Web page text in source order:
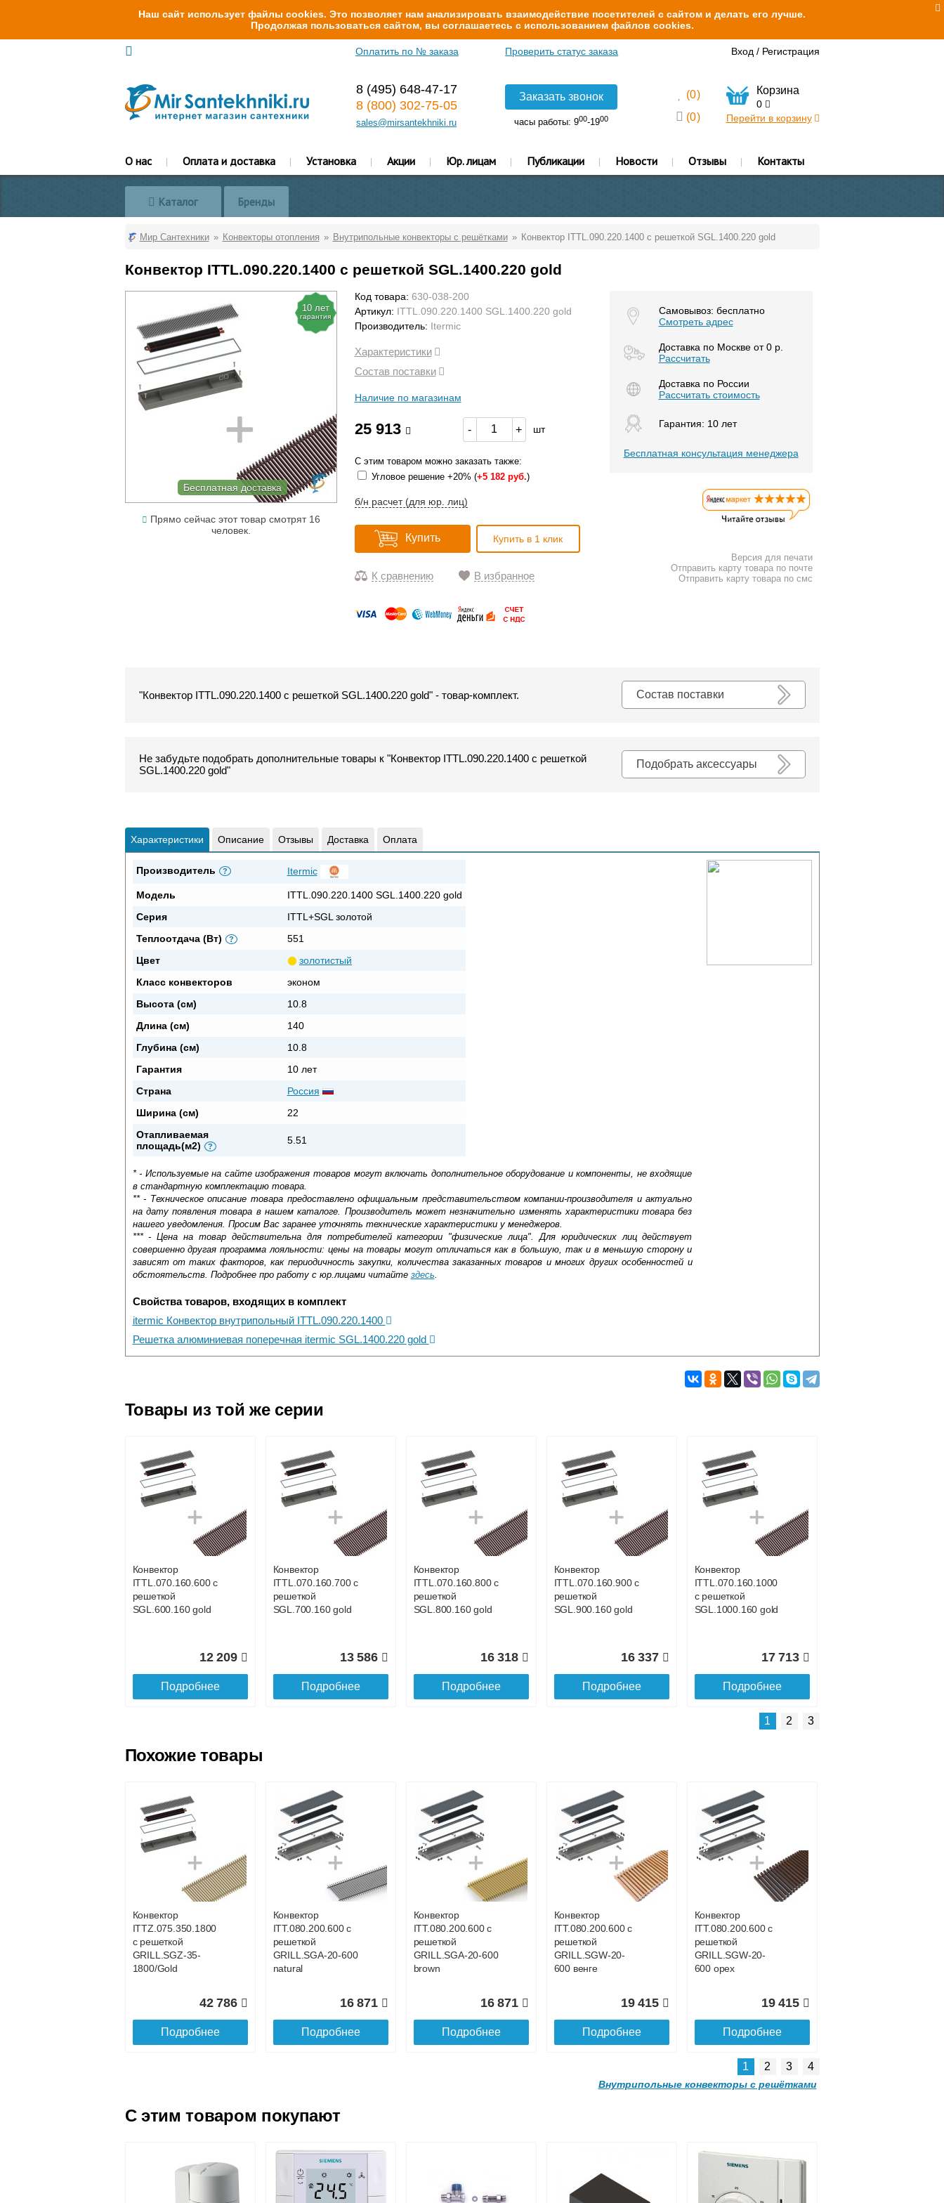
Наш сайт использует файлы cookies. Это позволяет нам анализировать взаимодействие посетителей с сайтом и делать его лучше.
Продолжая пользоваться сайтом, вы соглашаетесь с использованием файлов cookies.
Оплатить по № заказа Проверить статус заказа Вход / Регистрация
8 (495) 648-47-17
8 (800) 302-75-05
sales@mirsantekhniki.ru
Заказать звонок
часы работы: 900-1900
(0)
(0)
Корзина
0
Перейти в корзину
О нас Оплата и доставка Установка Акции Юр. лицам Публикации Новости Отзывы Контакты
Каталог Бренды
Мир Сантехники Конвекторы отопления Внутрипольные конвекторы с решётками Конвектор ITTL.090.220.1400 с решеткой SGL.1400.220 gold
Конвектор ITTL.090.220.1400 с решеткой SGL.1400.220 gold
10 лет
гарантия
Бесплатная доставка
Прямо сейчас этот товар смотрят 16
человек.
Код товара: 630-038-200
Артикул: ITTL.090.220.1400 SGL.1400.220 gold
Производитель: Itermic
Характеристики
Состав поставки
Наличие по магазинам
25 913 - + шт
С этим товаром можно заказать также:
Угловое решение +20% (+5 182 руб.)
б/н расчет (для юр. лиц)
Купить Купить в 1 клик
К сравнению В избранное
Самовывоз: бесплатно
Смотреть адрес
Доставка по Москве от 0 р.
Расcчитать
Доставка по России
Рассчитать стоимость
Гарантия: 10 лет
Бесплатная консультация менеджера
Версия для печати
Отправить карту товара по почте
Отправить карту товара по смс
Состав поставки
"Конвектор ITTL.090.220.1400 с решеткой SGL.1400.220 gold" - товар-комплект.
Подобрать аксессуары
Не забудьте подобрать дополнительные товары к "Конвектор ITTL.090.220.1400 с решеткой
SGL.1400.220 gold"
Характеристики Описание Отзывы Доставка Оплата
Производитель ? Itermic
Модель
ITTL.090.220.1400 SGL.1400.220 gold
Серия
ITTL+SGL золотой
Теплоотдача (Вт)
?
551
Цвет
золотистый
Класс конвекторов
эконом
Высота (см)
10.8
Длина (см)
140
Глубина (см)
10.8
Гарантия
10 лет
Страна
Россия
Ширина (см)
22
Отапливаемая
площадь(м2)
?
5.51
* - Используемые на сайте изображения товаров могут включать дополнительное оборудование и компоненты, не входящие
в стандартную комплектацию товара.
** - Техническое описание товара предоставлено официальным представительством компании-производителя и актуально
на дату появления товара в нашем каталоге. Производитель может незначительно изменять характеристики товара без
нашего уведомления. Просим Вас заранее уточнять технические характеристики у менеджеров.
*** - Цена на товар действительна для потребителей категории "физические лица". Для юридических лиц действует
совершенно другая программа лояльности: цены на товары могут отличаться как в большую, так и в меньшую сторону и
зависят от таких факторов, как периодичность закупки, количества заказанных товаров и многих других особенностей и
обстоятельств. Подробнее про работу с юр.лицами читайте здесь
Свойства товаров, входящих в комплект
itermic Конвектор внутрипольный ITTL.090.220.1400
Решетка алюминиевая поперечная itermic SGL.1400.220 gold
Доставка сантехники по Москве и Московской области
Подъем на этаж.
до подъезда
услуга платная
возможность
Доставка в регионы России.
Подробнее о доставке
Возможные способы оплаты:
Интернет-деньгами (Yandex-деньги, Web-money, Qiwi-кошельки и другие).
Безналичный расчёт (возможно и с НДС)
Подробнее об оплате
Товары из той же серии
Конвектор
ITTL.070.160.600 с
решеткой
SGL.600.160 gold
12 209
Подробнее
Конвектор
ITTL.070.160.700 с
решеткой
SGL.700.160 gold
13 586
Подробнее
Конвектор
ITTL.070.160.800 с
решеткой
SGL.800.160 gold
16 318
Подробнее
Конвектор
ITTL.070.160.900 с
решеткой
SGL.900.160 gold
16 337
Подробнее
Конвектор
ITTL.070.160.1000
с решеткой
SGL.1000.160 gold
17 713
Подробнее
Конвектор
ITTL.070.160.1100
SGL.1100.160 gold
18 801
Подробнее
Конвектор
ITTL.070.160.1200
SGL.1200.160 gold
20 160
Подробнее
Конвектор
ITTL.070.160.1300
SGL.1300.160 gold
21 679
Конвектор
ITTL.070.160.1400
SGL.1400.160 gold
23 035
Подробнее
Конвектор
ITTL.070.160.1500
SGL.1500.160 gold
24 377
Подробнее
SGL.1600.160 gold
Конвектор
с решеткой
SGL.1700.160 gold
с решеткой
SGL.2000.160 gold
1 2 3
Похожие товары
Конвектор
ITTZ.075.350.1800
с решеткой
GRILL.SGZ-35-
1800/Gold
42 786
Подробнее
Конвектор
ITT.080.200.600 с
решеткой
GRILL.SGA-20-600
natural
16 871
Подробнее
Конвектор
ITT.080.200.600 с
решеткой
GRILL.SGA-20-600
brown
16 871
Подробнее
Конвектор
ITT.080.200.600 с
решеткой
GRILL.SGW-20-
600 венге
19 415
Подробнее
Конвектор
ITT.080.200.600 с
решеткой
GRILL.SGW-20-
600 орех
19 415
Подробнее
Конвектор
Конвектор
Конвектор
Конвектор
1 2 3 4
Внутрипольные конвекторы с решётками
C этим товаром покупают